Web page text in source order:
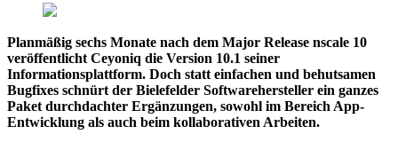
Planmäßig sechs Monate nach dem Major Release nscale 10
veröffentlicht Ceyoniq die Version 10.1 seiner
Informationsplattform. Doch statt einfachen und behutsamen
Bugfixes schnürt der Bielefelder Softwarehersteller ein ganzes
Paket durchdachter Ergänzungen, sowohl im Bereich App-
Entwicklung als auch beim kollaborativen Arbeiten.